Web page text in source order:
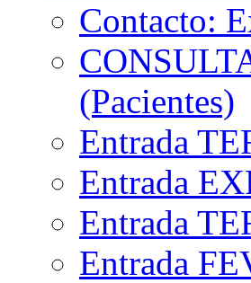
Contacto:
(Pacientes)
Entrada
Entrada
Entrada
Entrada